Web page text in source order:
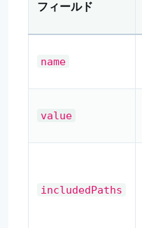
フィールド
name
value
includedPaths